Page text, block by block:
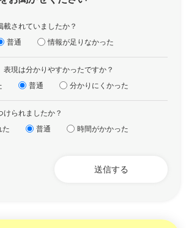
載されていましたか？
普通 情報が足りなかった
表現は分かりやすかったですか？
普通 分かりにくかった
けられましたか？
た
普通 時間がかかった